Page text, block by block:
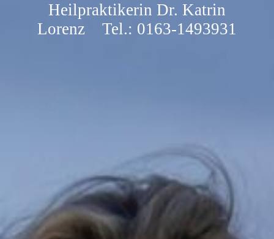
Heilpraktikerin Dr. Katrin
Lorenz Tel.: 0163-1493931